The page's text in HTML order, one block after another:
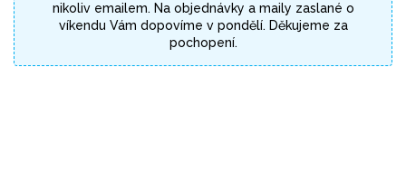
nikoliv emailem. Na objednávky a maily zaslané o
víkendu Vám dopovíme v pondělí. Děkujeme za
pochopení.